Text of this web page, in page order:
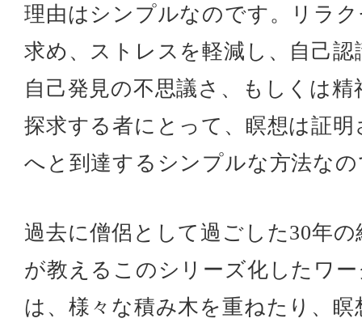
理由はシンプルなのです。リラ
求め、ストレスを軽減し、自己認
自己発見の不思議さ、もしくは精
探求する者にとって、瞑想は証
へと到達するシンプルな方法な
過去に僧侶として過ごした30年
が教えるこのシリーズ化したワ
は、様々な積み木を重ねたり、